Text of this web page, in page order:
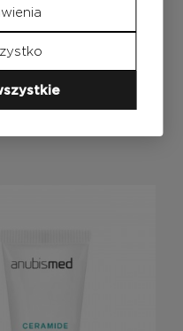
tej serii